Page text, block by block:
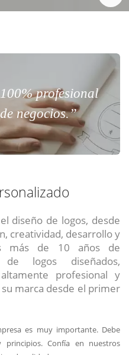
profesional
negocios.”
diseño de logos, desde
creatividad, desarrollo y
más de 10 años de
logos diseñados,
profesional y
marca desde el primer
es muy importante. Debe
Confía en nuestros